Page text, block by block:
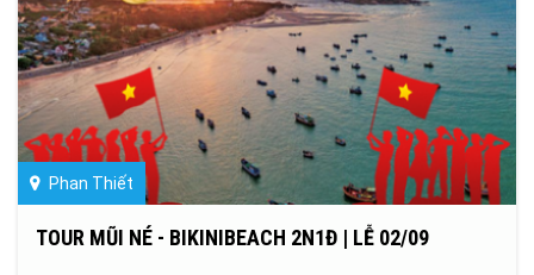
Phan Thiết
TOUR MŨI NÉ - BIKINIBEACH 2N1Đ | LỄ 02/09